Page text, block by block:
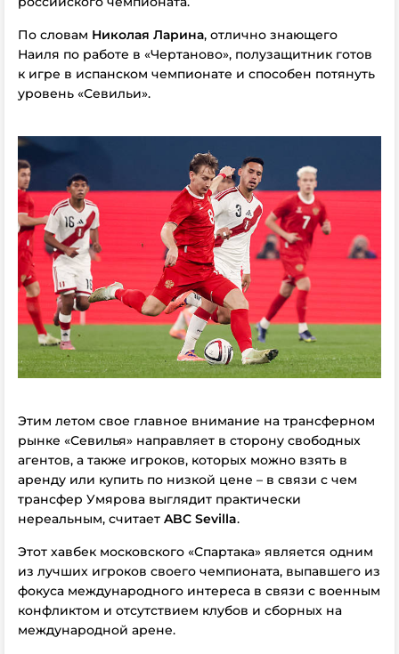
По словам Николая Ларина, отлично знающего
Наиля по работе в «Чертаново», полузащитник готов
к игре в испанском чемпионате и способен потянуть
уровень «Севильи».
Этим летом свое главное внимание на трансферном
рынке «Севилья» направляет в сторону свободных
агентов, а также игроков, которых можно взять в
аренду или купить по низкой цене – в связи с чем
трансфер Умярова выглядит практически
нереальным, считает ABC Sevilla.
Этот хавбек московского «Спартака» является одним
из лучших игроков своего чемпионата, выпавшего из
фокуса международного интереса в связи с военным
конфликтом и отсутствием клубов и сборных на
международной арене.